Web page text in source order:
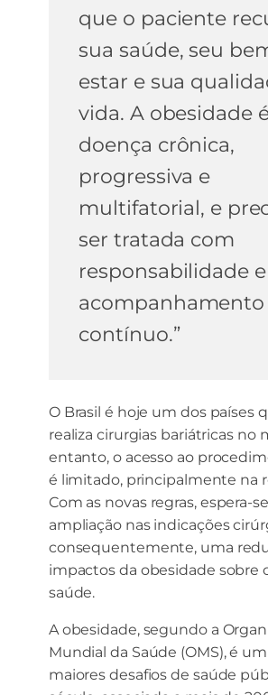
que o paciente
sua saúde, seu
estar e sua
vida. A obesidade
doença crônica,
progressiva e
multifatorial, e
ser tratada com
responsabilidade e
acompanhamento
contínuo.”
O Brasil é hoje um dos países
realiza cirurgias bariátricas no
entanto, o acesso ao
é limitado, principalmente na
Com as novas regras, espera-
ampliação nas indicações
consequentemente, uma
impactos da obesidade sobre
saúde.
A obesidade, segundo a
Mundial da Saúde (OMS), é
maiores desafios de saúde